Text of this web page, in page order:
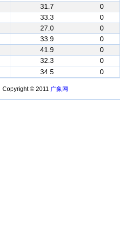
31.7 0
33.3 0
27.0 0
33.9 0
41.9 0
32.3 0
34.5 0
Copyright © 2011 广象网